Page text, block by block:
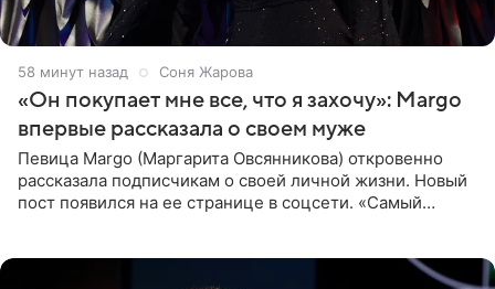
58 минут назад Соня Жарова
«Он покупает мне все, что я захочу»: Margo
впервые рассказала о своем муже
Певица Margo (Маргарита Овсянникова) откровенно
рассказала подписчикам о своей личной жизни. Новый
пост появился на ее странице в соцсети. «Самый